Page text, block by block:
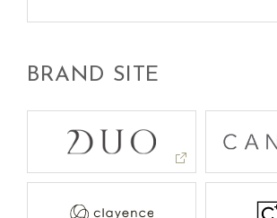
BRAND SITE